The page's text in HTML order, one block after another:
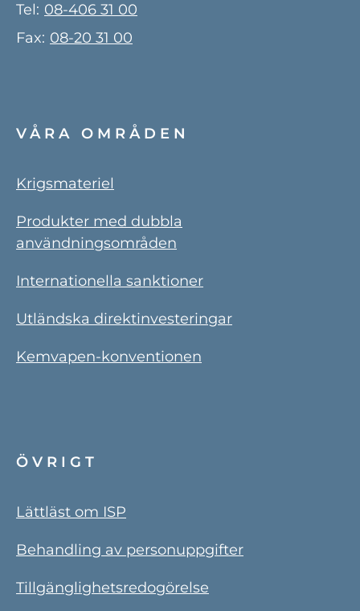
Tel: 08-406 31 00
Fax: 08-20 31 00
VÅRA OMRÅDEN
Krigsmateriel
Produkter med dubbla
användningsområden
Internationella sanktioner
Utländska direktinvesteringar
Kemvapen-konventionen
ÖVRIGT
Lättläst om ISP
Behandling av personuppgifter
Tillgänglighetsredogörelse